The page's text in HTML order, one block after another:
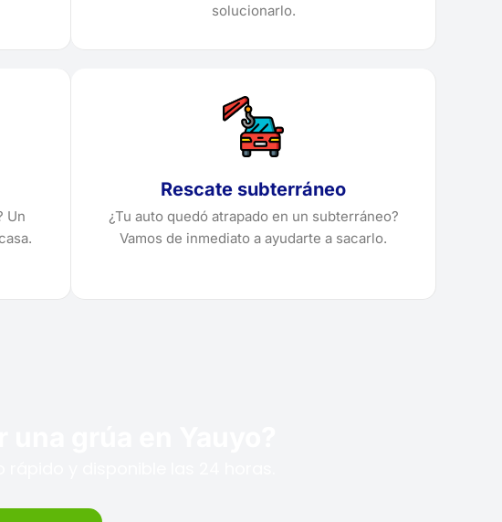
solucionarlo.
Un
Rescate subterráneo
¿Tu auto quedó atrapado en un subterráneo?
Vamos de inmediato a ayudarte a sacarlo.